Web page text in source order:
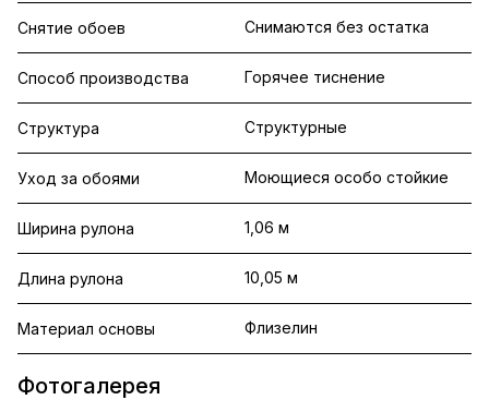
Снятие обоев Снимаются без остатка
Способ производства Горячее тиснение
Структура Структурные
Уход за обоями Моющиеся особо стойкие
Ширина рулона 1,06 м
Длина рулона 10,05 м
Материал основы Флизелин
Фотогалерея